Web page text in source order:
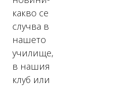
какво се
случва в
нашето
училище,
в нашия
клуб или